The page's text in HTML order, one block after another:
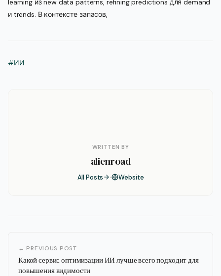
и trends. В контексте запасов,
#ИИ
WRITTEN BY
alienroad
All Posts Website
← PREVIOUS POST
Какой сервис оптимизации ИИ лучше всего подходит для
повышения видимости